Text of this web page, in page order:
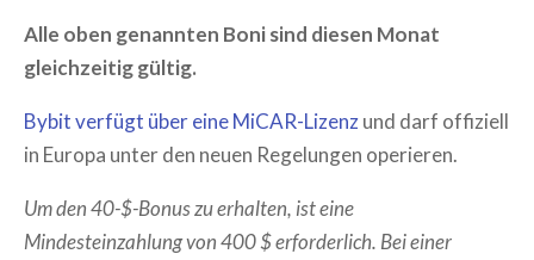
Alle oben genannten Boni sind diesen Monat
gleichzeitig gültig.
Bybit verfügt über eine MiCAR-Lizenzund darf offiziell
in Europa unter den neuen Regelungen operieren.
Um den 40-$-Bonus zu erhalten, ist eine
Mindesteinzahlung von 400 $ erforderlich. Bei einer